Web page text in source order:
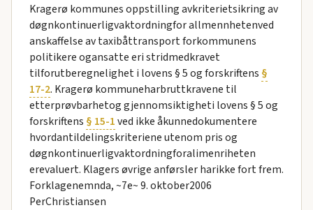
Kragerø kommunes oppstilling avkriterietsikring av
døgnkontinuerligvaktordningfor allmennhetenved
anskaffelse av taxibåttransport forkommunens
politikere ogansatte eri stridmedkravet
tilforutberegnelighet i lovens § 5 og forskriftens §
17-2. Kragerø kommuneharbruttkravene til
etterprøvbarhetog gjennomsiktigheti lovens § 5 og
forskriftens § 15-1ved ikke åkunnedokumentere
hvordantildelingskriteriene utenom pris og
døgnkontinuerligvaktordningforalimenriheten
erevaluert. Klagers øvrige anførsler harikke fort frem.
Forklagenemnda, ~7e~ 9. oktober2006
PerChristiansen